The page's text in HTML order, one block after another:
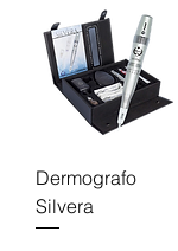
Dermografo
Silvera